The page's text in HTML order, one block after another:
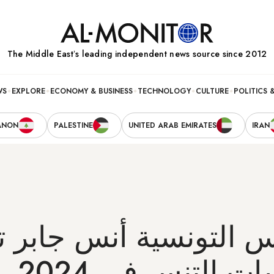
The Middle Eastʼs leading independent news source since 2012
POLITICS
CULTURE
TECHNOLOGY
ECONOMY & BUSINESS
EXPLORE
IRAN
UNITED ARAB EMIRATES
PALESTINE
التونسية أنس